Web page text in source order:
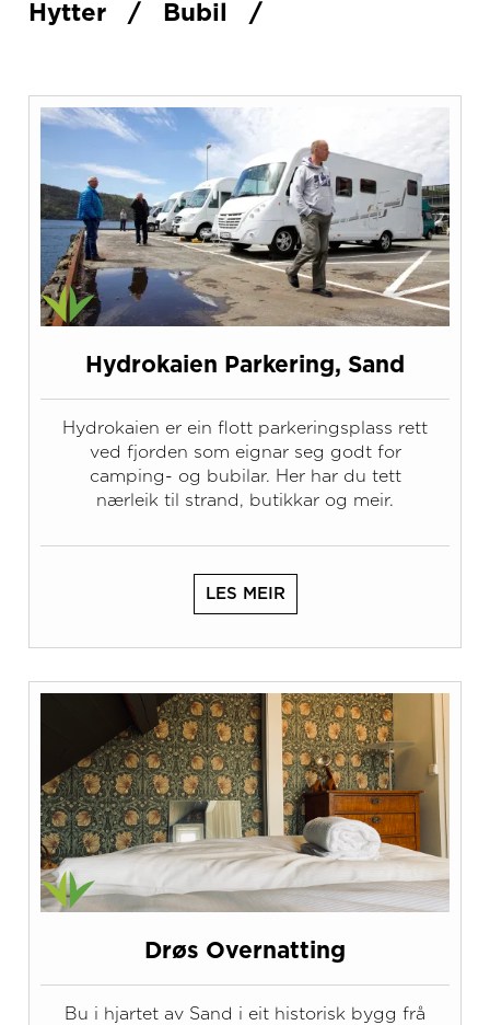
Hytter / Bubil /
Hydrokaien Parkering, Sand
Hydrokaien er ein flott parkeringsplass rett
ved fjorden som eignar seg godt for
camping- og bubilar. Her har du tett
nærleik til strand, butikkar og meir.
LES MEIR
Drøs Overnatting
Bu i hjartet av Sand i eit historisk bygg frå